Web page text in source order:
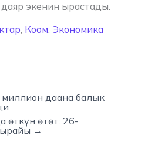
даяр экенин ырастады.
, Коом, Экономика
даана балык
өткүн өтөт: 26-
ырайы →